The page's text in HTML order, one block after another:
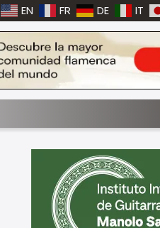
EN FR DE IT